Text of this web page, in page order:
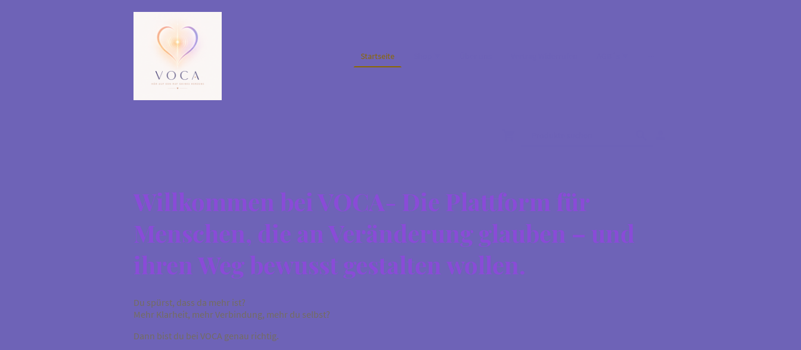
Startseite
Willkommen bei VOCA- Die Plattform für
Menschen, die an Veränderung glauben – und
ihren Weg bewusst gestalten wollen.
Du spürst, dass da mehr ist?
Mehr Klarheit, mehr Verbindung, mehr du selbst?
Dann bist du bei VOCA genau richtig.